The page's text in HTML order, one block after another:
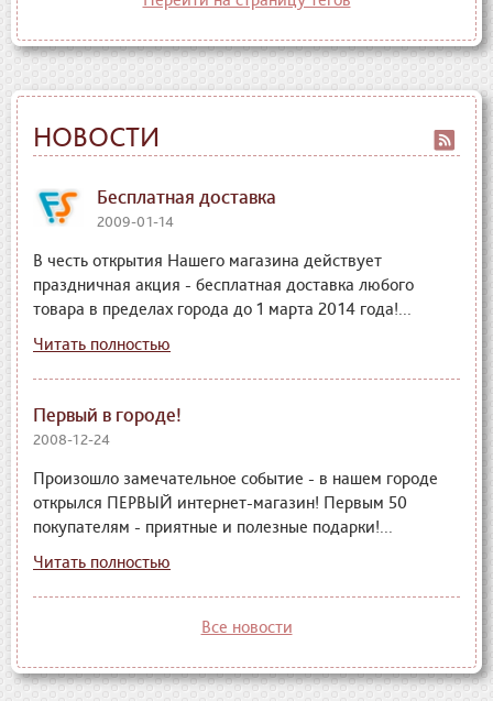
НОВОСТИ
Бесплатная доставка
2009-01-14
В честь открытия Нашего магазина действует
праздничная акция - бесплатная доставка любого
товара в пределах города до 1 марта 2014 года!...
Читать полностью
Первый в городе!
2008-12-24
Произошло замечательное событие - в нашем городе
открылся ПЕРВЫЙ интернет-магазин! Первым 50
покупателям - приятные и полезные подарки!...
Читать полностью
Все новости